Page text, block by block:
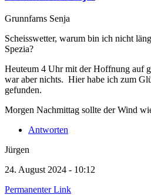
Grunnfarns Senja
Scheisswetter, warum bin ich nicht
Spezia?
Heuteum 4 Uhr mit der Hoffnung auf
war aber nichts. Hier habe ich zum
gefunden.
Morgen Nachmittag sollte der Wind
Antworten
Jürgen
24. August 2024 - 10:12
Permanenter Link